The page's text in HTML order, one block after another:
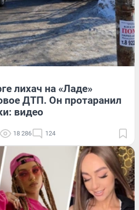
лихач на «Ладе»
ДТП. Он протаранил
видео
18 286 124